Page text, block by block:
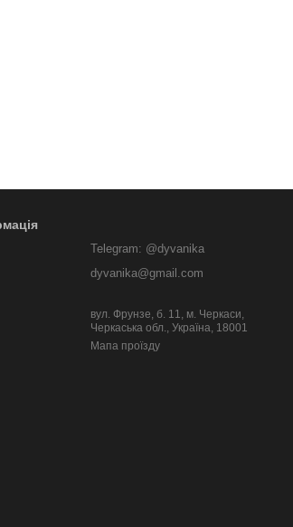
Telegram: @dyvanika
dyvanika@gmail.com
вул. Фрунзе, б. 11, м. Черкаси,
Черкаська обл., Україна, 18001
Мапа проїзду